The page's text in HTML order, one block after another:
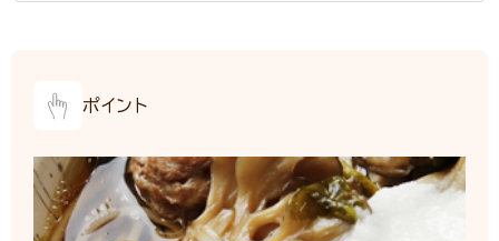
ポイント